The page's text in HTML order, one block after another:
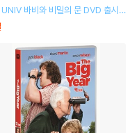
바비와 비밀의 문 DVD 출시기
행사